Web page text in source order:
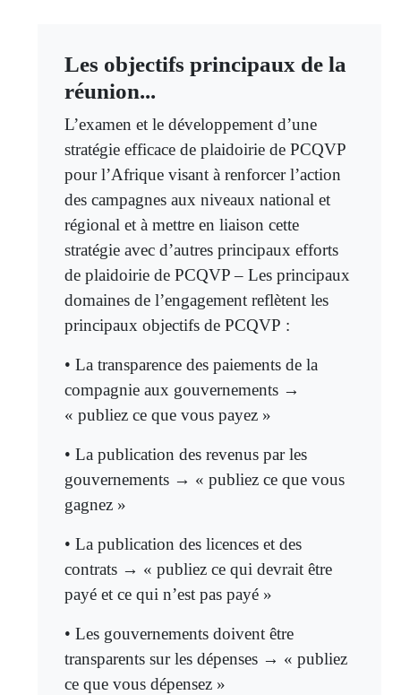
Les objectifs principaux de la
réunion...
L’examen et le développement d’une
stratégie efficace de plaidoirie de PCQVP
pour l’Afrique visant à renforcer l’action
des campagnes aux niveaux national et
régional et à mettre en liaison cette
stratégie avec d’autres principaux efforts
de plaidoirie de PCQVP – Les principaux
domaines de l’engagement reflètent les
principaux objectifs de PCQVP :
• La transparence des paiements de la
compagnie aux gouvernements →
« publiez ce que vous payez »
• La publication des revenus par les
gouvernements → « publiez ce que vous
gagnez »
• La publication des licences et des
contrats → « publiez ce qui devrait être
payé et ce qui n’est pas payé »
• Les gouvernements doivent être
transparents sur les dépenses → « publiez
ce que vous dépensez »